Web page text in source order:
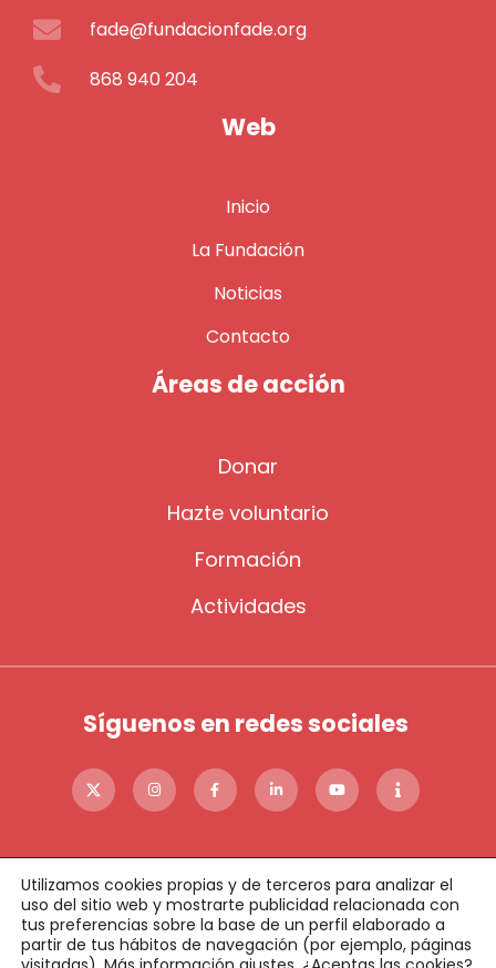
fade@fundacionfade.org
868 940 204
Web
Inicio
La Fundación
Noticias
Contacto
Áreas de acción
Donar
Hazte voluntario
Formación
Actividades
Síguenos en redes sociales
©2023 FADE Política de cookies Política de privacidad
Utilizamos cookies propias y de terceros para analizar el
uso del sitio web y mostrarte publicidad relacionada con
tus preferencias sobre la base de un perfil elaborado a
partir de tus hábitos de navegación (por ejemplo, páginas